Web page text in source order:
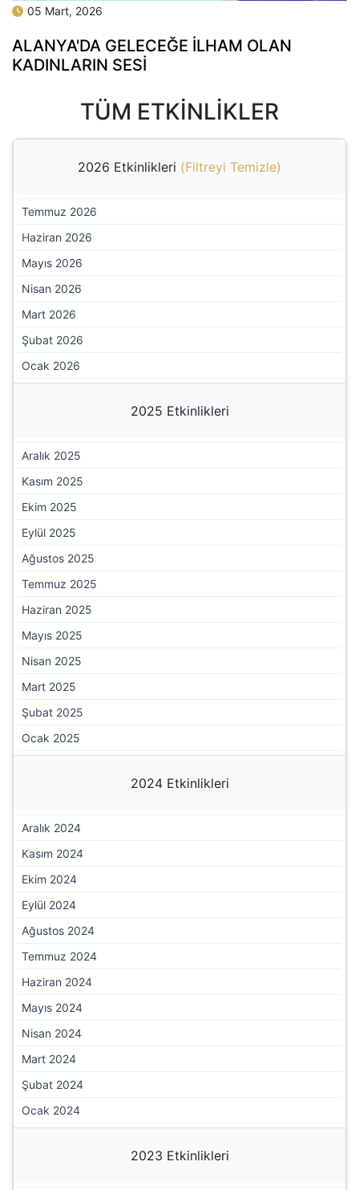
05 Mart, 2026
ALANYA'DA GELECEĞE İLHAM OLAN
KADINLARIN SESİ
TÜM ETKINLIKLER
2026 Etkinlikleri (Filtreyi Temizle)
Temmuz 2026
Haziran 2026
Mayıs 2026
Nisan 2026
Mart 2026
Şubat 2026
Ocak 2026
2025 Etkinlikleri
Aralık 2025
Kasım 2025
Ekim 2025
Eylül 2025
Ağustos 2025
Temmuz 2025
Haziran 2025
Mayıs 2025
Nisan 2025
Mart 2025
Şubat 2025
Ocak 2025
2024 Etkinlikleri
Aralık 2024
Kasım 2024
Ekim 2024
Eylül 2024
Ağustos 2024
Temmuz 2024
Haziran 2024
Mayıs 2024
Nisan 2024
Mart 2024
Şubat 2024
Ocak 2024
2023 Etkinlikleri